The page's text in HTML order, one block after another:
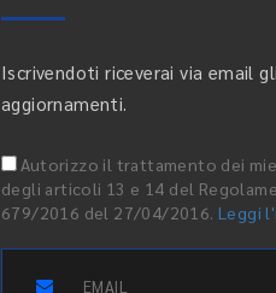
Iscrivendoti riceverai via email gli
aggiornamenti.
Autorizzo il trattamento dei
degli articoli 13 e 14 del
679/2016 del 27/04/2016. Leggi